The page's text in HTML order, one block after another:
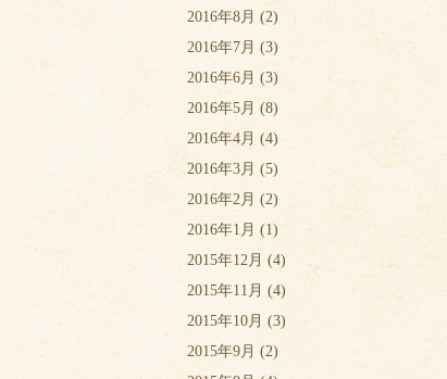
2016年8月 (2)
2016年7月 (3)
2016年6月(3)
2016年5月 (8)
2016年4月 (4)
2016年3月 (5)
2016年2月 (2)
2016年1月 (1)
2015年12月 (4)
2015年11月 (4)
2015年10月 (3)
2015年9月 (2)